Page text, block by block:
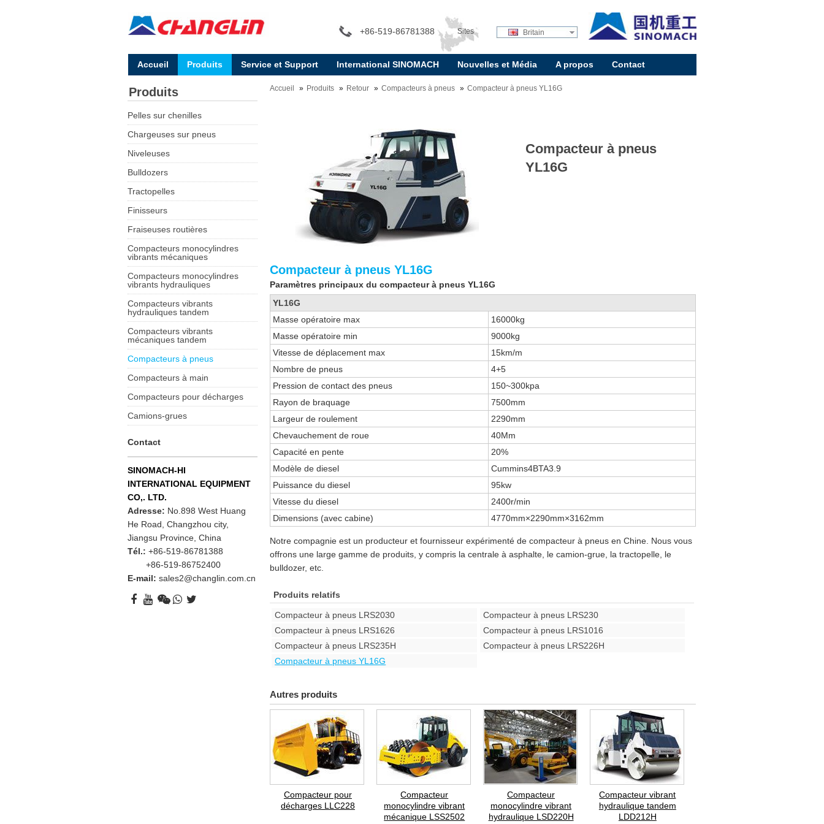
+86-519-86781388 Sites
internationaux:
Britain
Accueil Produits Service et Support International SINOMACH Nouvelles et Média A propos Contact
Accueil Produits Retour Compacteurs à pneus Compacteur à pneus YL16G
Compacteur à pneus
YL16G
Compacteur à pneus YL16G
Paramètres principaux du compacteur à pneus YL16G
YL16G
Masse opératoire max
16000kg
Masse opératoire min
9000kg
Vitesse de déplacement max
15km/m
Nombre de pneus
4+5
Pression de contact des pneus
150~300kpa
Rayon de braquage
7500mm
Largeur de roulement
2290mm
Chevauchement de roue
40Mm
Capacité en pente
20%
Modèle de diesel
Cummins4BTA3.9
Puissance du diesel
95kw
Vitesse du diesel
2400r/min
Dimensions (avec cabine)
4770mm×2290mm×3162mm
Notre compagnie est un producteur et fournisseur expérimenté de compacteur à pneus en Chine. Nous vous
offrons une large gamme de produits, y compris la centrale à asphalte, le camion-grue, la tractopelle, le
bulldozer, etc.
Produits relatifs
Compacteur à pneus LRS2030
Compacteur à pneus LRS230
Compacteur à pneus LRS1626
Compacteur à pneus LRS1016
Compacteur à pneus LRS235H
Compacteur à pneus LRS226H
Compacteur à pneus YL16G
Autres produits
Compacteur pour
décharges LLC228
Compacteur
monocylindre vibrant
mécanique LSS2502
Compacteur
monocylindre vibrant
hydraulique LSD220H
Compacteur vibrant
hydraulique tandem
LDD212H
Produits
Pelles sur chenilles
Chargeuses sur pneus
Niveleuses
Bulldozers
Tractopelles
Finisseurs
Fraiseuses routières
Compacteurs monocylindres
vibrants mécaniques
Compacteurs monocylindres
vibrants hydrauliques
Compacteurs vibrants
hydrauliques tandem
Compacteurs vibrants
mécaniques tandem
Compacteurs à pneus
Compacteurs à main
Compacteurs pour décharges
Camions-grues
Contact
SINOMACH-HI
INTERNATIONAL EQUIPMENT
CO,. LTD.
Adresse: No.898 West Huang
He Road, Changzhou city,
Jiangsu Province, China
Tél.: +86-519-86781388
+86-519-86752400
E-mail:sales2@changlin.com.cn